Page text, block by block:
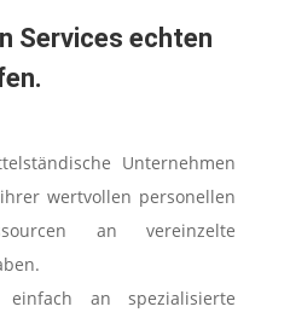
Services echten
Unternehmen
wertvollen personellen
an vereinzelte
an spezialisierte